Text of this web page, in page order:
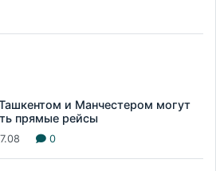
и Манчестером могут
прямые рейсы
0